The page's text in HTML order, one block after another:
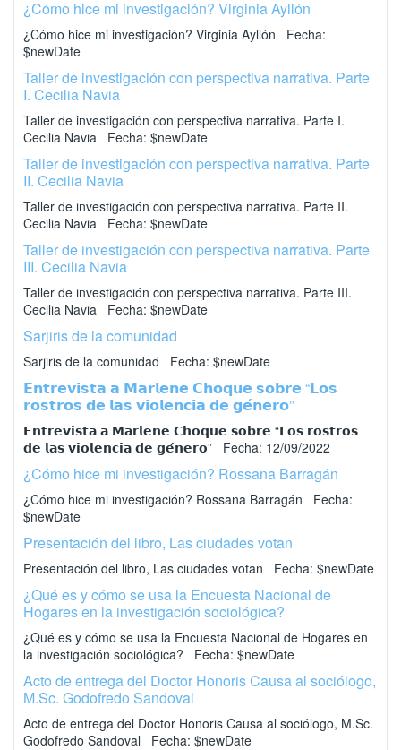
¿Cómo hice mi investigación? Virginia Ayllón
¿Cómo hice mi investigación? Virginia Ayllón Fecha:
$newDate
Taller de investigación con perspectiva narrativa. Parte
I. Cecilia Navia
Taller de investigación con perspectiva narrativa. Parte I.
Cecilia Navia Fecha: $newDate
Taller de investigación con perspectiva narrativa. Parte
II. Cecilia Navia
Taller de investigación con perspectiva narrativa. Parte II.
Cecilia Navia Fecha: $newDate
Taller de investigación con perspectiva narrativa. Parte
III. Cecilia Navia
Taller de investigación con perspectiva narrativa. Parte III.
Cecilia Navia Fecha: $newDate
Sarjiris de la comunidad
Sarjiris de la comunidad Fecha: $newDate
𝗘𝗻𝘁𝗿𝗲𝘃𝗶𝘀𝘁𝗮 𝗮 𝗠𝗮𝗿𝗹𝗲𝗻𝗲 𝗖𝗵𝗼𝗾𝘂𝗲 𝘀𝗼𝗯𝗿𝗲 “𝗟𝗼𝘀
𝗿𝗼𝘀𝘁𝗿𝗼𝘀 𝗱𝗲 𝗹𝗮𝘀 𝘃𝗶𝗼𝗹𝗲𝗻𝗰𝗶𝗮 𝗱𝗲 𝗴𝗲́𝗻𝗲𝗿𝗼”
𝗘𝗻𝘁𝗿𝗲𝘃𝗶𝘀𝘁𝗮 𝗮 𝗠𝗮𝗿𝗹𝗲𝗻𝗲 𝗖𝗵𝗼𝗾𝘂𝗲 𝘀𝗼𝗯𝗿𝗲 “𝗟𝗼𝘀 𝗿𝗼𝘀𝘁𝗿𝗼𝘀
𝗱𝗲 𝗹𝗮𝘀 𝘃𝗶𝗼𝗹𝗲𝗻𝗰𝗶𝗮 𝗱𝗲 𝗴𝗲́𝗻𝗲𝗿𝗼” Fecha: 12/09/2022
¿Cómo hice mi investigación? Rossana Barragán
¿Cómo hice mi investigación? Rossana Barragán Fecha:
$newDate
Presentación del libro, Las ciudades votan
Presentación del libro, Las ciudades votan Fecha: $newDate
¿Qué es y cómo se usa la Encuesta Nacional de
Hogares en la investigación sociológica?
¿Qué es y cómo se usa la Encuesta Nacional de Hogares en
la investigación sociológica? Fecha: $newDate
Acto de entrega del Doctor Honoris Causa al sociólogo,
M.Sc. Godofredo Sandoval
Acto de entrega del Doctor Honoris Causa al sociólogo, M.Sc.
Godofredo Sandoval Fecha: $newDate